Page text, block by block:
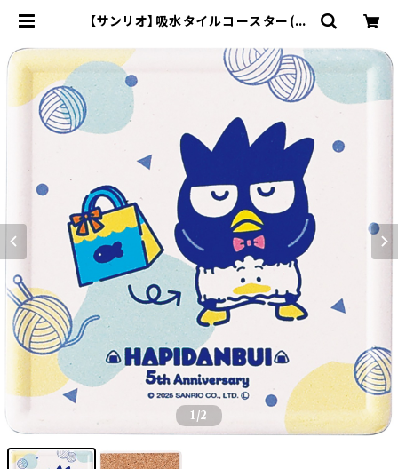
【サンリオ】吸水タイルコースター(バ
6 | yamaka official shop - 山
加商店 公式オンラインショップ
1 /2